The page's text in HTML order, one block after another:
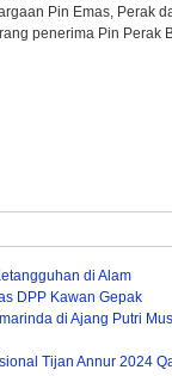
Pin Emas, Perak
penerima Pin Perak
di Alam
DPP Kawan Gepak
di Ajang Putri
Tijan Annur 2024